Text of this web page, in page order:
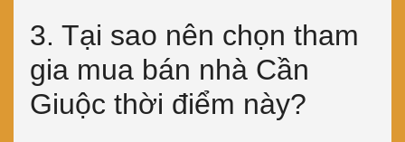
3. Tại sao nên chọn tham
gia mua bán nhà Cần
Giuộc thời điểm này?